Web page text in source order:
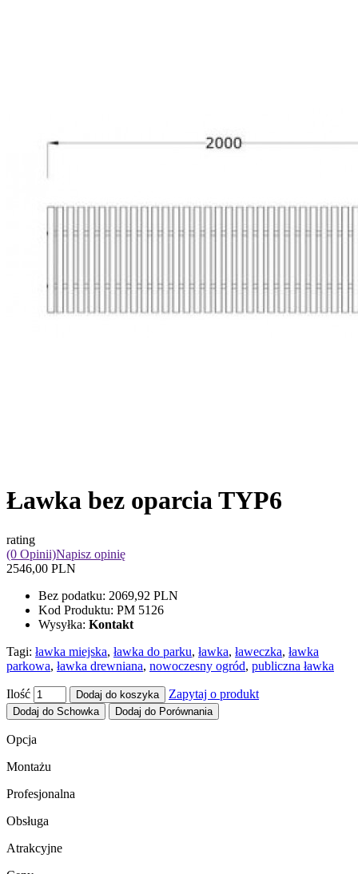
Ławka bez oparcia TYP6
rating
(0 Opinii)Napisz opinię
2546,00 PLN
Bez podatku: 2069,92 PLN
Kod Produktu: PM 5126
Wysyłka: Kontakt
Tagi: ławka miejska, ławka do parku, ławka, ławeczka, ławka
parkowa, ławka drewniana, nowoczesny ogród, publiczna ławka
Ilość Dodaj do koszyka Zapytaj o produkt
Dodaj do Schowka Dodaj do Porównania
Opcja
Montażu
Profesjonalna
Obsługa
Atrakcyjne